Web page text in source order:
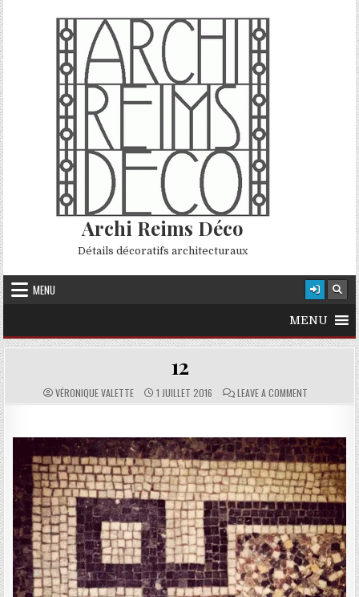
Skip to content
Archi Reims Déco
Détails décoratifs architecturaux
MENU
MENU
12
AUTHOR:
VÉRONIQUE VALETTE PUBLISHED DATE:
1 JUILLET 2016 COMMENTS:
LEAVE A COMMENT